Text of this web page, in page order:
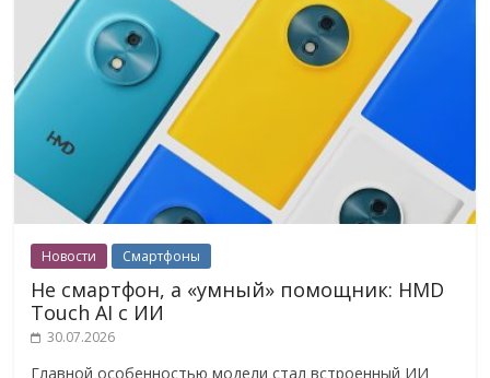
Новости Смартфоны
Не смартфон, а «умный» помощник: HMD
Touch AI с ИИ
30.07.2026
Главной особенностью модели стал встроенный ИИ